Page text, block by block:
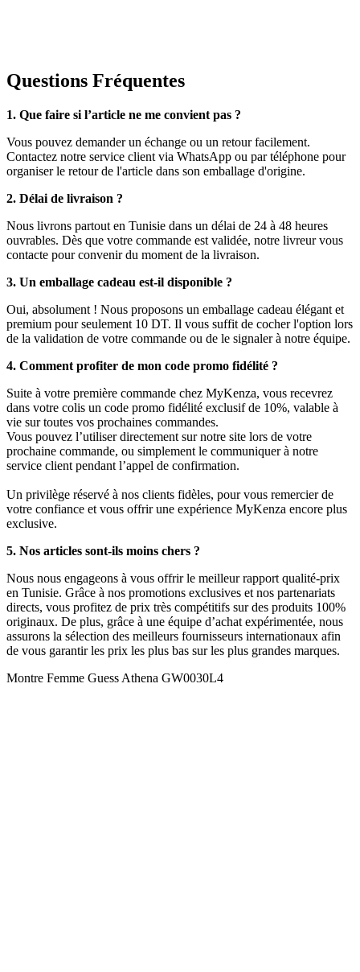
Questions Fréquentes
1. Que faire si l’article ne me convient pas ?
Vous pouvez demander un échange ou un retour facilement.
Contactez notre service client via WhatsApp ou par téléphone pour
organiser le retour de l'article dans son emballage d'origine.
2. Délai de livraison ?
Nous livrons partout en Tunisie dans un délai de 24 à 48 heures
ouvrables. Dès que votre commande est validée, notre livreur vous
contacte pour convenir du moment de la livraison.
3. Un emballage cadeau est-il disponible ?
Oui, absolument ! Nous proposons un emballage cadeau élégant et
premium pour seulement 10 DT. Il vous suffit de cocher l'option lors
de la validation de votre commande ou de le signaler à notre équipe.
4. Comment profiter de mon code promo fidélité ?
Suite à votre première commande chez MyKenza, vous recevrez
dans votre colis un code promo fidélité exclusif de 10%, valable à
vie sur toutes vos prochaines commandes.
Vous pouvez l’utiliser directement sur notre site lors de votre
prochaine commande, ou simplement le communiquer à notre
service client pendant l’appel de confirmation.
Un privilège réservé à nos clients fidèles, pour vous remercier de
votre confiance et vous offrir une expérience MyKenza encore plus
exclusive.
5. Nos articles sont-ils moins chers ?
Nous nous engageons à vous offrir le meilleur rapport qualité-prix
en Tunisie. Grâce à nos promotions exclusives et nos partenariats
directs, vous profitez de prix très compétitifs sur des produits 100%
originaux. De plus, grâce à une équipe d’achat expérimentée, nous
assurons la sélection des meilleurs fournisseurs internationaux afin
de vous garantir les prix les plus bas sur les plus grandes marques.
Montre Femme Guess Athena GW0030L4